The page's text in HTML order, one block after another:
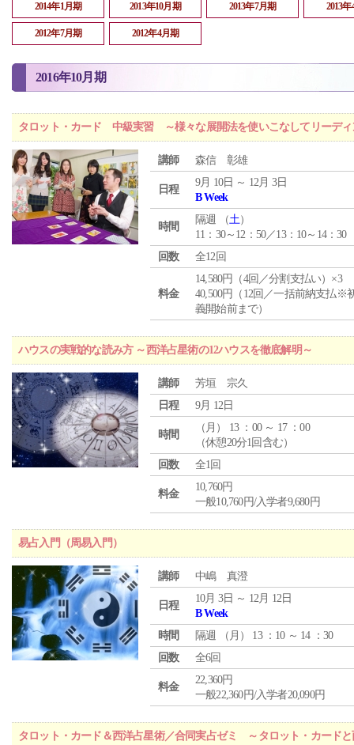
2014年1月期 2013年10月期 2013年7月期 2013
2012年7月期 2012年4月期
2016年10月期
タロット・カード 中級実習 ～様々な展開法を使いこなしてリーディ
講師 森信 彰雄
日程
9月 10日 ～ 12月 3日
B Week
時間
隔週 （土）
11：30～12：50／13：10～14：30
回数
全12回
料金
14,580円（4回／分割支払い）×3
40,500円（12回／一括前納支払※
義開始前まで）
ハウスの実戦的な読み方 ～西洋占星術の12ハウスを徹底解明～
講師
芳垣 宗久
日程
9月 12日
時間
（ 月 ） 13 ：00 ～ 17 ：00
（休憩20分1回含む）
回数
全1回
料金
10,760円
一般10,760円/入学者9,680円
易占入門（周易入門）
講師 中嶋 真澄
日程
10月 3日 ～ 12月 12日
B Week
時間
隔週 （ 月 ） 13 ：10 ～ 14 ：30
回数
全6回
料金
22,360円
一般22,360円/入学者20,090円
タロット・カード＆西洋占星術／合同実占ゼミ ～タロット・カード